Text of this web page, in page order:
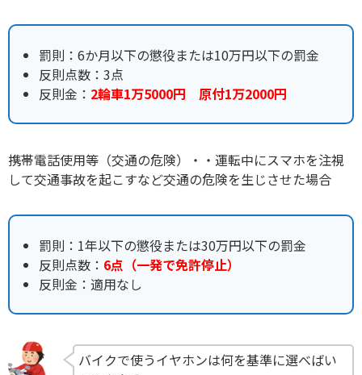
罰則：6か月以下の懲役または10万円以下の罰金
反則点数：3点
反則金： 2輪車1万5000円 原付1万2000円
携帯電話使用等（交通の危険）・・運転中にスマホを注視
して交通事故を起こすなど交通の危険を生じさせた場合
罰則：1年以下の懲役または30万円以下の罰金
反則点数： 6点（一発で免許停止）
反則金：適用なし
バイクで使うイヤホンは何を基準に選べばい